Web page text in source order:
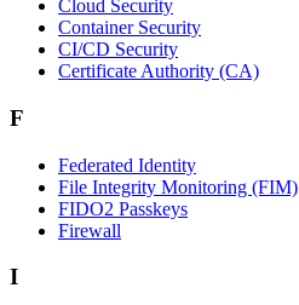
Cloud Security
Container Security
CI/CD Security
Certificate Authority (CA)
F
Federated Identity
File Integrity Monitoring (FIM)
FIDO2 Passkeys
Firewall
I